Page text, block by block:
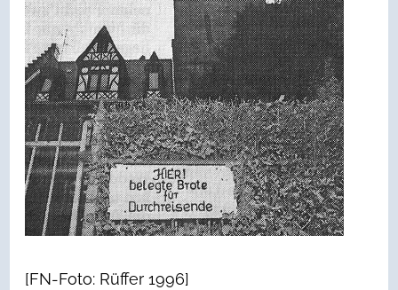
[FN-Foto: Rüffer 1996]